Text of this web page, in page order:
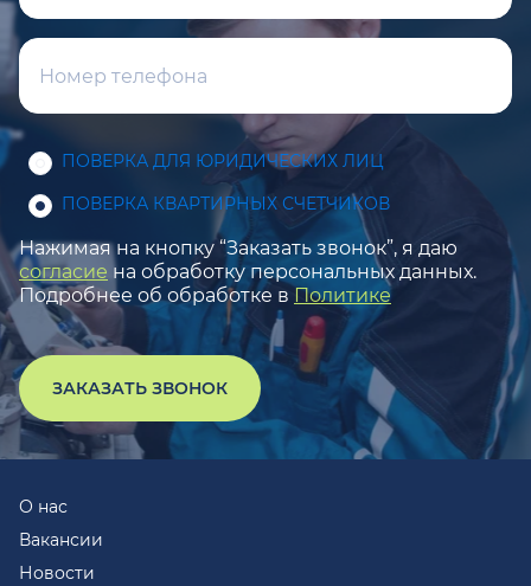
ПОВЕРКА ДЛЯ ЮРИДИЧЕСКИХ ЛИЦ
ПОВЕРКА КВАРТИРНЫХ СЧЕТЧИКОВ
Нажимая на кнопку “Заказать звонок”, я даю
согласие на обработку персональных данных.
Подробнее об обработке в Политике
ЗАКАЗАТЬ ЗВОНОК
О нас
Вакансии
Новости